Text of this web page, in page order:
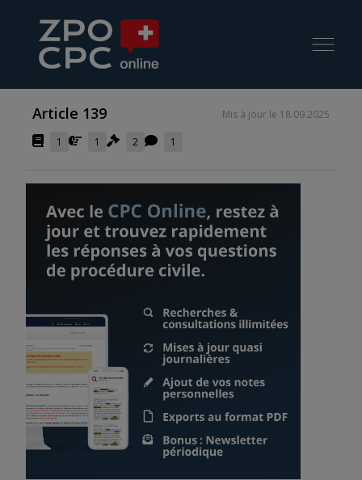
Article 139
Mis à jour le 18.09.2025
1
1 2 1